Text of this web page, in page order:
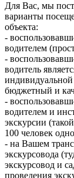
Для Вас, мы
варианты
объекта:
-
водителем
-
водитель
бюджетный и
-
водителем и
экскурсии
100 человек
- на Вашем
экскурсовода
экскурсовод и
проведения